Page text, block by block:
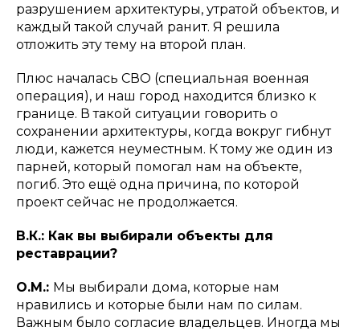
разрушением архитектуры, утратой объектов, и
каждый такой случай ранит. Я решила
отложить эту тему на второй план.
Плюс началась СВО (специальная военная
операция), и наш город находится близко к
границе. В такой ситуации говорить о
сохранении архитектуры, когда вокруг гибнут
люди, кажется неуместным. К тому же один из
парней, который помогал нам на объекте,
погиб. Это ещё одна причина, по которой
проект сейчас не продолжается.
В.К.: Как вы выбирали объекты для
реставрации?
О.М.: Мы выбирали дома, которые нам
нравились и которые были нам по силам.
Важным было согласие владельцев. Иногда мы